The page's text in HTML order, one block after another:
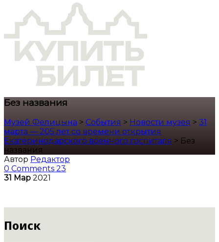
Без названия
Музей Фелицына > События > Новости музея > 31
марта — 205 лет со времени открытия
Екатеринодарского военного госпиталя > Без
названия
Автор Редактор
0 Comments 23
31 Мар 2021
Поиск